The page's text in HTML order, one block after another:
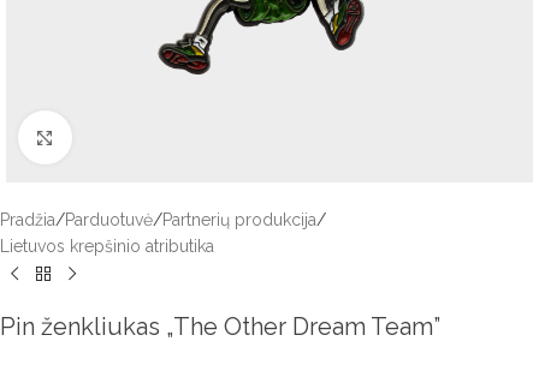
Pradžia/Parduotuvė/Partnerių produkcija/
Lietuvos krepšinio atributika
Pin ženkliukas „The Other Dream Team”